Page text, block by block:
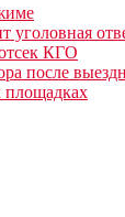
КГО
после